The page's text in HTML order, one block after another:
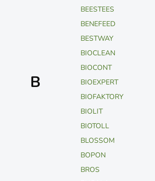
B
BEESTEES
BENEFEED
BESTWAY
BIOCLEAN
BIOCONT
BIOEXPERT
BIOFAKTORY
BIOLIT
BIOTOLL
BLOSSOM
BOPON
BROS